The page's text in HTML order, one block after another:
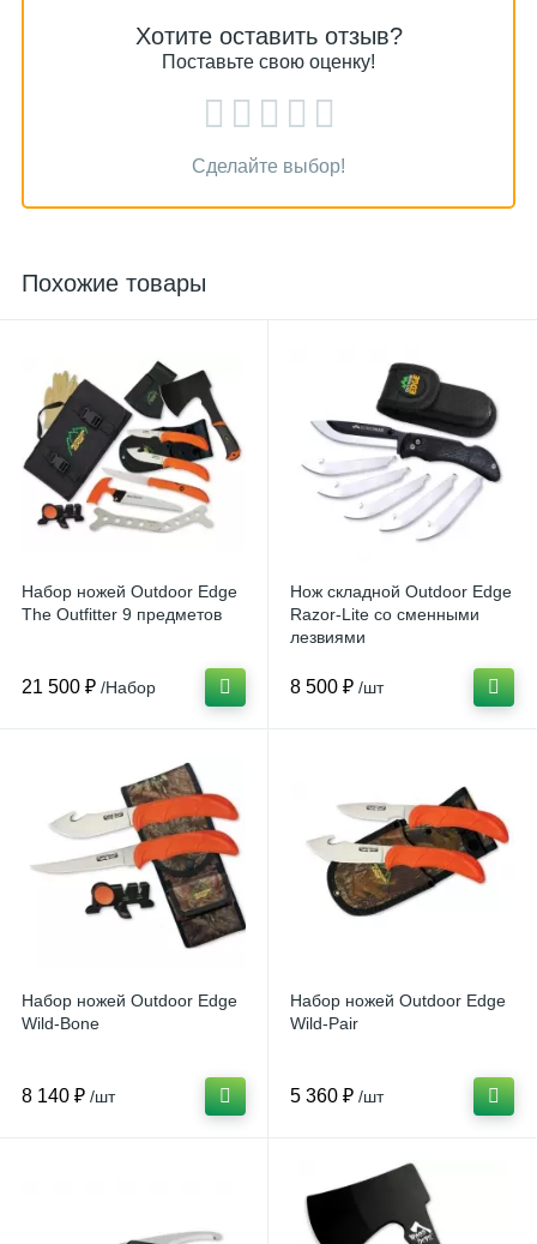
Хотите оставить отзыв?
Поставьте свою оценку!
Сделайте выбор!
Похожие товары
Набор ножей Outdoor Edge
The Outfitter 9 предметов
21 500 ₽ /Набор
Нож складной Outdoor Edge
Razor-Lite со сменными
лезвиями
8 500 ₽ /шт
Набор ножей Outdoor Edge
Wild-Bone
8 140 ₽ /шт
Набор ножей Outdoor Edge
Wild-Pair
5 360 ₽ /шт